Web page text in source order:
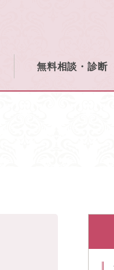
無料相談・診断